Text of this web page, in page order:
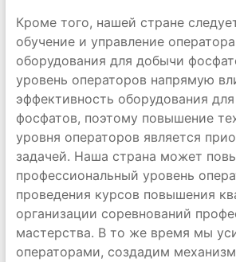
Кроме того, нашей стране
обучение и управление
оборудования для добычи
уровень операторов напрямую
эффективность оборудования
фосфатов, поэтому повышение
уровня операторов является
задачей. Наша страна может
профессиональный уровень
проведения курсов повышения
организации соревнований
мастерства. В то же время мы
операторами, создадим механизм